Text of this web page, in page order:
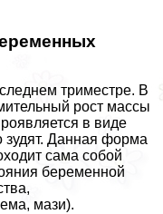
триместре. В
рост массы
в виде
зудят. Данная форма
сама собой
беременной
мази).